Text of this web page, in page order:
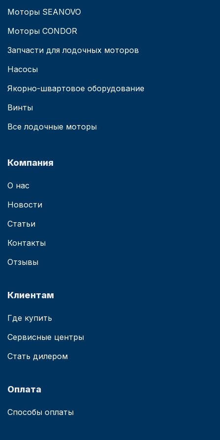
Моторы SEANOVO
Моторы CONDOR
Запчасти для лодочных моторов
Насосы
Якорно-швартовое оборудование
Винты
Все лодочные моторы
Компания
О нас
Новости
Статьи
Контакты
Отзывы
Клиентам
Где купить
Сервисные центры
Стать дилером
Оплата
Способы оплаты